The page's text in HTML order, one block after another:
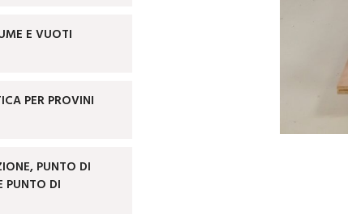
E VUOTI
PER PROVINI
PUNTO DI
PUNTO DI